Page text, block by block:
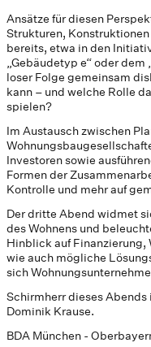
Ansätze für diesen
Strukturen,
bereits, etwa in den
„Gebäudetyp e“ oder
loser Folge gemeinsam
kann – und welche Rolle
spielen?
Im Austausch zwischen
Investoren sowie
Formen der
Kontrolle und mehr auf
Der dritte Abend widmet
des Wohnens und
Hinblick auf
wie auch mögliche
sich
Schirmherr dieses
Dominik Krause.
BDA München -